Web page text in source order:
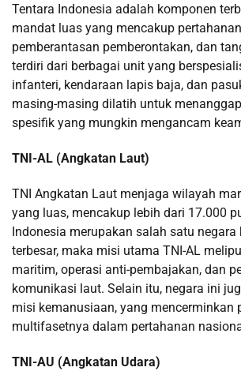
Tentara Indonesia adalah komponen
mandat luas yang mencakup
pemberantasan pemberontakan, dan
terdiri dari berbagai unit yang
infanteri, kendaraan lapis baja, dan
masing-masing dilatih untuk
spesifik yang mungkin mengancam
TNI-AL (Angkatan Laut)
TNI Angkatan Laut menjaga wilayah
yang luas, mencakup lebih dari 17.000
Indonesia merupakan salah satu negara
terbesar, maka misi utama TNI-AL
maritim, operasi anti-pembajakan, dan
komunikasi laut. Selain itu, negara ini
misi kemanusiaan, yang mencerminkan
multifasetnya dalam pertahanan
TNI-AU (Angkatan Udara)